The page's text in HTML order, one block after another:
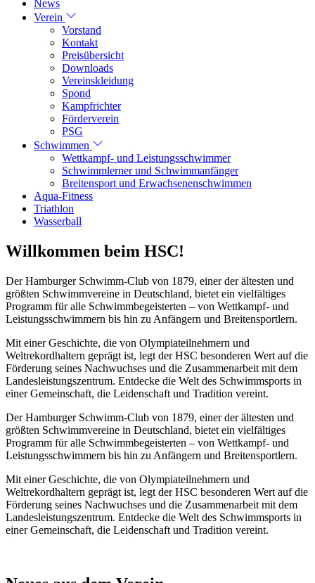
News
Verein
Vorstand
Kontakt
Preisübersicht
Downloads
Vereinskleidung
Spond
Kampfrichter
Förderverein
PSG
Schwimmen
Wettkampf- und Leistungsschwimmer
Schwimmlerner und Schwimmanfänger
Breitensport und Erwachsenenschwimmen
Aqua-Fitness
Triathlon
Wasserball
Willkommen beim HSC!
Der Hamburger Schwimm-Club von 1879, einer der ältesten und
größten Schwimmvereine in Deutschland, bietet ein vielfältiges
Programm für alle Schwimmbegeisterten – von Wettkampf- und
Leistungsschwimmern bis hin zu Anfängern und Breitensportlern.
Mit einer Geschichte, die von Olympiateilnehmern und
Weltrekordhaltern geprägt ist, legt der HSC besonderen Wert auf die
Förderung seines Nachwuchses und die Zusammenarbeit mit dem
Landesleistungszentrum. Entdecke die Welt des Schwimmsports in
einer Gemeinschaft, die Leidenschaft und Tradition vereint.
Der Hamburger Schwimm-Club von 1879, einer der ältesten und
größten Schwimmvereine in Deutschland, bietet ein vielfältiges
Programm für alle Schwimmbegeisterten – von Wettkampf- und
Leistungsschwimmern bis hin zu Anfängern und Breitensportlern.
Mit einer Geschichte, die von Olympiateilnehmern und
Weltrekordhaltern geprägt ist, legt der HSC besonderen Wert auf die
Förderung seines Nachwuchses und die Zusammenarbeit mit dem
Landesleistungszentrum. Entdecke die Welt des Schwimmsports in
einer Gemeinschaft, die Leidenschaft und Tradition vereint.